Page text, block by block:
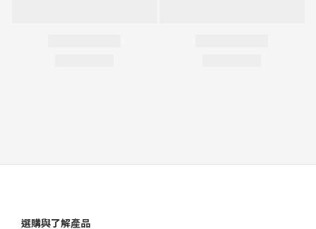
選購與了解產品